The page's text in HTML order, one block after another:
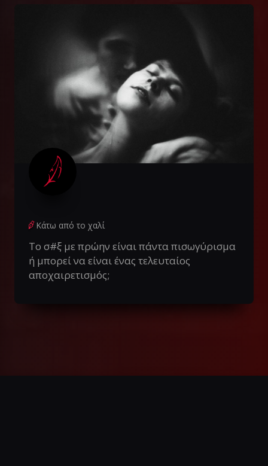
Κάτω από το χαλί
Το σ#ξ με πρώην είναι πάντα πισωγύρισμα
ή μπορεί να είναι ένας τελευταίος
αποχαιρετισμός;